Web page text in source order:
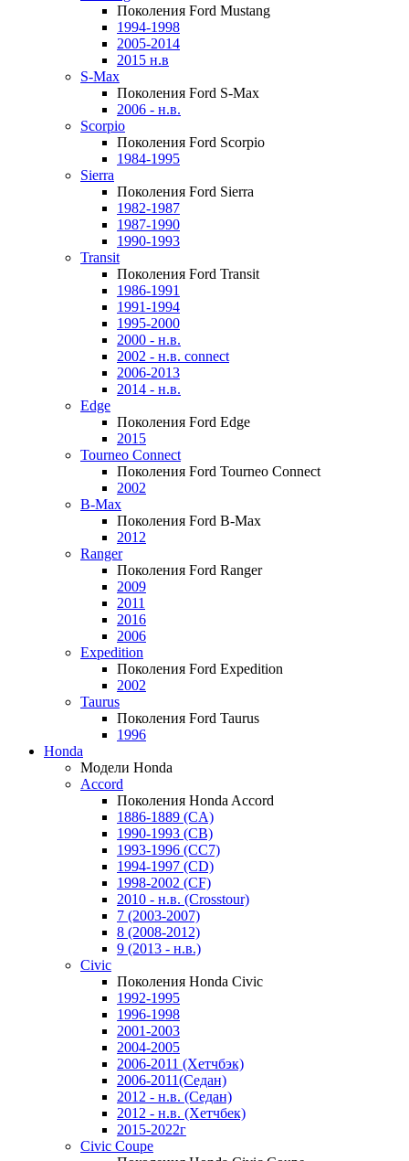
Поколения Ford Mustang
1994-1998
2005-2014
2015 н.в
S-Max
Поколения Ford S-Max
2006 - н.в.
Scorpio
Поколения Ford Scorpio
1984-1995
Sierra
Поколения Ford Sierra
1982-1987
1987-1990
1990-1993
Transit
Поколения Ford Transit
1986-1991
1991-1994
1995-2000
2000 - н.в.
2002 - н.в. connect
2006-2013
2014 - н.в.
Edge
Поколения Ford Edge
2015
Tourneo Connect
Поколения Ford Tourneo Connect
2002
B-Max
Поколения Ford B-Max
2012
Ranger
Поколения Ford Ranger
2009
2011
2016
2006
Expedition
Поколения Ford Expedition
2002
Taurus
Поколения Ford Taurus
1996
Honda
Модели Honda
Accord
Поколения Honda Accord
1886-1889 (CA)
1990-1993 (CB)
1993-1996 (CC7)
1994-1997 (CD)
1998-2002 (CF)
2010 - н.в. (Crosstour)
7 (2003-2007)
8 (2008-2012)
9 (2013 - н.в.)
Civic
Поколения Honda Civic
1992-1995
1996-1998
2001-2003
2004-2005
2006-2011 (Хетчбэк)
2006-2011(Седан)
2012 - н.в. (Седан)
2012 - н.в. (Хетчбек)
2015-2022г
Civic Coupe